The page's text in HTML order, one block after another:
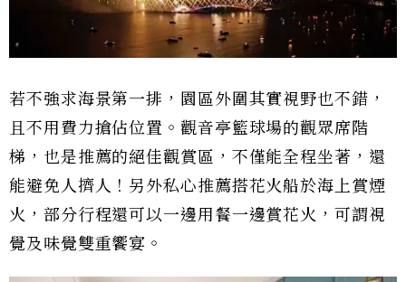
若不強求海景第一排，園區外圍其實視野也不錯，
且不用費力搶佔位置。觀音亭籃球場的觀眾席階
梯，也是推薦的絕佳觀賞區，不僅能全程坐著，還
能避免人擠人！另外私心推薦搭花火船於海上賞煙
火，部分行程還可以一邊用餐一邊賞花火，可謂視
覺及味覺雙重饗宴。